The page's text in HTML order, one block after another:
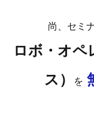
尚、セミ
ロボ・オペ
ス）
を